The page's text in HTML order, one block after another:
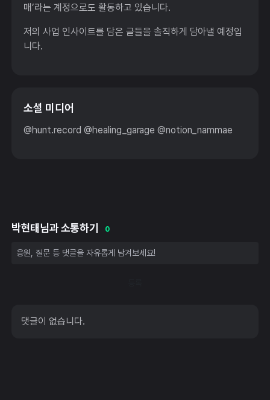
매’라는 계정으로도 활동하고 있습니다.
저의 사업 인사이트를 담은 글들을 솔직하게 담아낼 예정입
니다.
소셜 미디어
@hunt.record @healing_garage @notion_nammae
박현태님과 소통하기 0
댓글이 없습니다.